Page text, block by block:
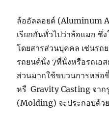
ล้ออัลลอยด์ (Aluminum
เรียกกันทั่วไปว่าล้อแมก ซึ่
โดยสารส่วนบุคคล เช่นรถ
รถยนต์นั่ง 7ที่นั่งหรือรถเอ
ส่วนมากใช้ขบวนการหล่อ
หรื Gravity Casting จาก
(Molding) จะประกอบด้ว